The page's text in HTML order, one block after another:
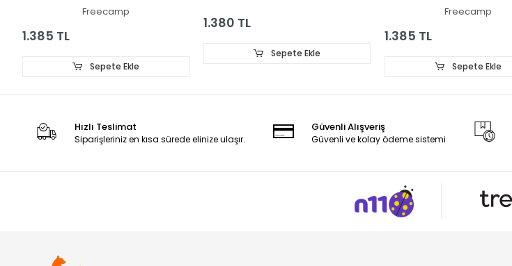
Freecamp
1.385 TL
Sepete Ekle
1.380 TL
Sepete Ekle
Freecamp
1.385 TL
Sepete Ekle
Hızlı Teslimat
Siparişleriniz en kısa sürede elinize ulaşır.
Güvenli Alışveriş
Güvenli ve kolay ödeme sistemi